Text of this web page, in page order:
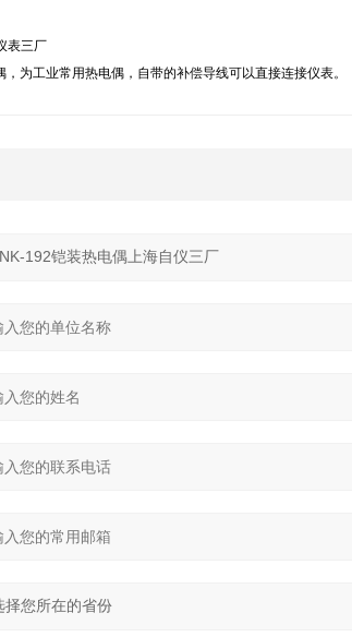
表三厂
为工业常用热电偶，自带的补偿导线可以直接连接仪表。